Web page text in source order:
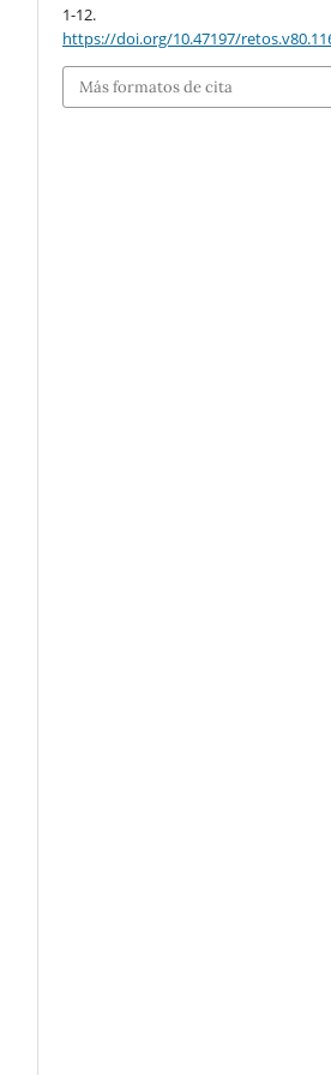
1-12.
https://doi.org/10.47197/
Más formatos de cita